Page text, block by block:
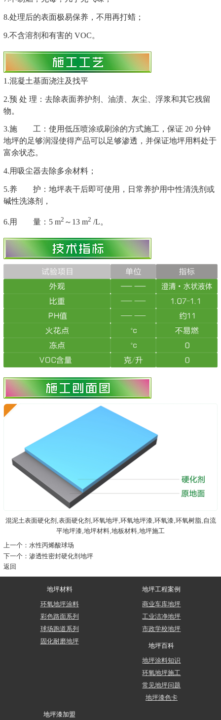
8.处理后的表面极易保养，不用再打蜡；
9.不含溶剂和有害的 VOC。
1.混凝土基面浇注及找平
2.预 处 理：去除表面养护剂、油渍、灰尘、浮浆和其它残留
物。
3.施 工：使用低压喷涂或刷涂的方式施工，保证 20 分钟
地坪的足够润湿使得产品可以足够渗透，并保证地坪用料处于
富余状态。
4.用吸尘器去除多余材料；
5.养 护：地坪表干后即可使用，日常养护用中性清洗剂或
碱性洗涤剂，
6.用 量：5m2 ～13m2 /L。
混泥土表面硬化剂,表面硬化剂,环氧地坪,环氧地坪漆,环氧漆,环氧树脂,自流
平地坪漆,地坪材料,地板材料,地坪施工
上一个：水性丙烯酸球场
下一个：渗透性密封硬化剂地坪
返回
地坪材料
环氧地坪涂料
彩色路面系列
球场跑道系列
固化耐磨地坪
地坪工程案例
商业车库地坪
工业洁净地坪
市政学校地坪
地坪百科
地坪涂料知识
环氧地坪施工
常见地坪问题
地坪漆色卡
地坪漆加盟